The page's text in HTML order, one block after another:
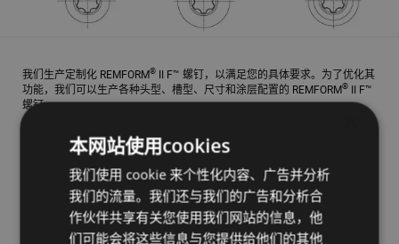
我们生产定制化 REMFORM® II F™ 螺钉，以满足您的具体要求。为了优化其
功能，我们可以生产各种头型、槽型、尺寸和涂层配置的 REMFORM® II F™
螺钉。
详细了解可提供的选择方案，请联系我们的应用工程师。
我们的专业团队随时准备为您服务。
联系我们
本网站使用cookies
我们使用 cookie 来个性化内容、广告并分析
我们的流量。我们还与我们的广告和分析合
作伙伴共享有关您使用我们网站的信息，他
们可能会将这些信息与您提供给他们的其他